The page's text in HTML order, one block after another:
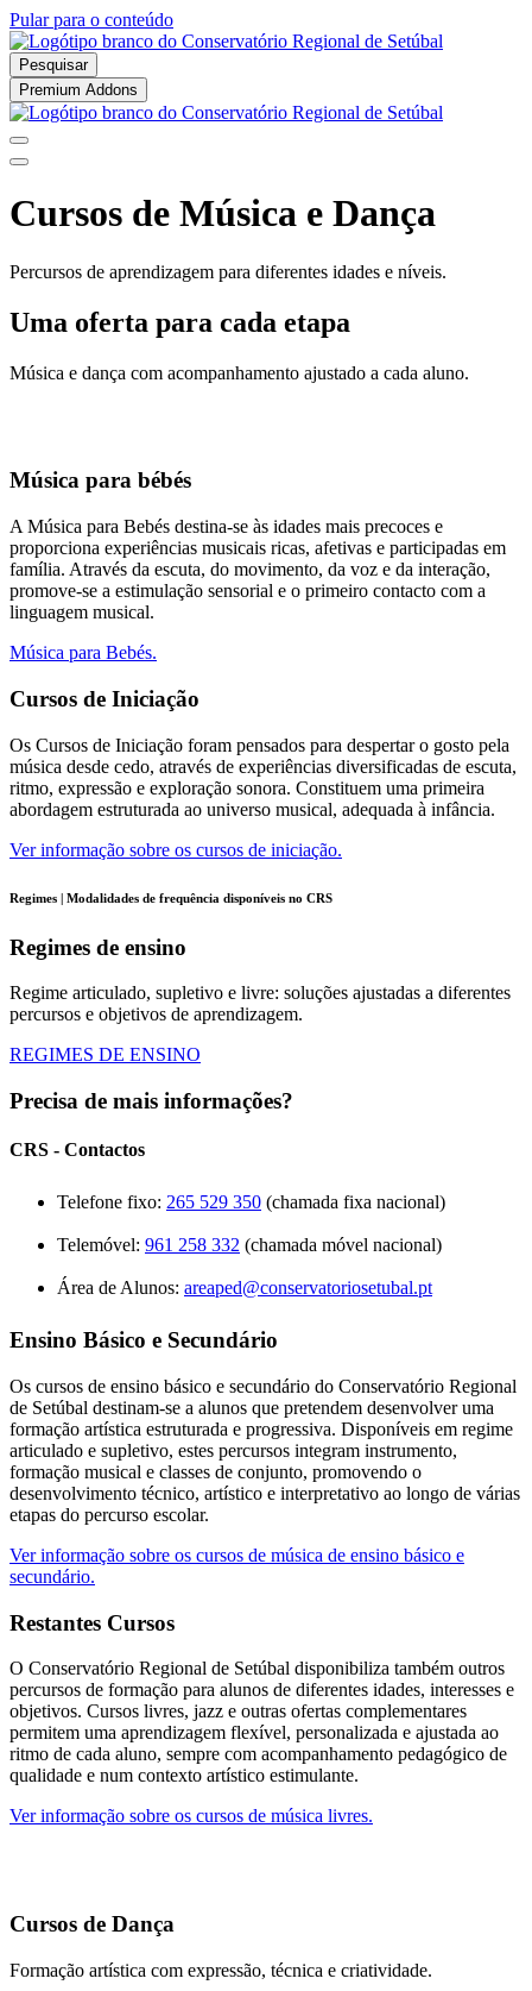
Pular para o conteúdo
Pesquisar
Premium Addons
Cursos de Música e Dança
Percursos de aprendizagem para diferentes idades e níveis.
Uma oferta para cada etapa
Música e dança com acompanhamento ajustado a cada aluno.
Música para bébés
A Música para Bebés destina-se às idades mais precoces e
proporciona experiências musicais ricas, afetivas e participadas em
família. Através da escuta, do movimento, da voz e da interação,
promove-se a estimulação sensorial e o primeiro contacto com a
linguagem musical.
Música para Bebés.
Cursos de Iniciação
Os Cursos de Iniciação foram pensados para despertar o gosto pela
música desde cedo, através de experiências diversificadas de escuta,
ritmo, expressão e exploração sonora. Constituem uma primeira
abordagem estruturada ao universo musical, adequada à infância.
Ver informação sobre os cursos de iniciação.
Regimes | Modalidades de frequência disponíveis no CRS
Regimes de ensino
Regime articulado, supletivo e livre: soluções ajustadas a diferentes
percursos e objetivos de aprendizagem.
REGIMES DE ENSINO
Precisa de mais informações?
CRS - Contactos
Telefone fixo: 265 529 350 (chamada fixa nacional)
Telemóvel: 961 258 332 (chamada móvel nacional)
Área de Alunos: areaped@conservatoriosetubal.pt
Ensino Básico e Secundário
Os cursos de ensino básico e secundário do Conservatório Regional
de Setúbal destinam-se a alunos que pretendem desenvolver uma
formação artística estruturada e progressiva. Disponíveis em regime
articulado e supletivo, estes percursos integram instrumento,
formação musical e classes de conjunto, promovendo o
desenvolvimento técnico, artístico e interpretativo ao longo de várias
etapas do percurso escolar.
Ver informação sobre os cursos de música de ensino básico e
secundário.
Restantes Cursos
O Conservatório Regional de Setúbal disponibiliza também outros
percursos de formação para alunos de diferentes idades, interesses e
objetivos. Cursos livres, jazz e outras ofertas complementares
permitem uma aprendizagem flexível, personalizada e ajustada ao
ritmo de cada aluno, sempre com acompanhamento pedagógico de
qualidade e num contexto artístico estimulante.
Ver informação sobre os cursos de música livres.
Cursos de Dança
Formação artística com expressão, técnica e criatividade.